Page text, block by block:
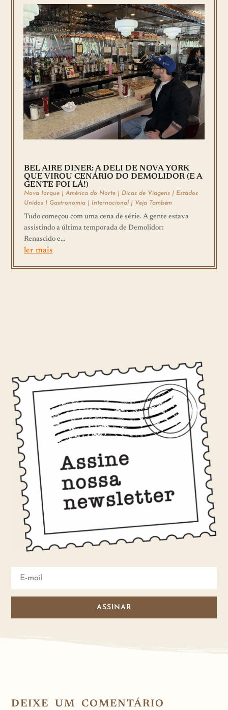
BEL AIRE DINER: A DELI DE NOVA YORK
QUE VIROU CENÁRIO DO DEMOLIDOR (E A
GENTE FOI LÁ!)
Nova Iorque |América do Norte | Dicas de Viagens | Estados
Unidos | Gastronomia | Internacional | Veja Também
Tudo começou com uma cena de série. A gente estava
assistindo a última temporada de Demolidor:
Renascido e...
ler mais
ASSINAR
DEIXE UM COMENTÁRIO